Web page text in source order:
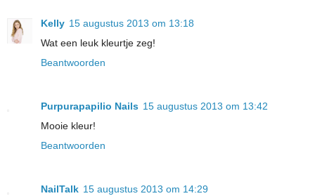
Kelly 15 augustus 2013 om 13:18
Wat een leuk kleurtje zeg!
Beantwoorden
Purpurapapilio Nails 15 augustus 2013 om 13:42
Mooie kleur!
Beantwoorden
NailTalk 15 augustus 2013 om 14:29